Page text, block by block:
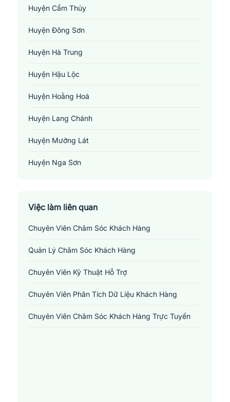
Huyện Cẩm Thủy
Huyện Đông Sơn
Huyện Hà Trung
Huyện Hậu Lộc
Huyện Hoằng Hoá
Huyện Lang Chánh
Huyện Mường Lát
Huyện Nga Sơn
Huyện Như Thanh
Huyện Như Xuân
Huyện Nông Cống
Huyện Quảng Xương
Huyện Quan Hoá
Huyện Quan Sơn
Việc làm liên quan
Chuyên Viên Chăm Sóc Khách Hàng
Quản Lý Chăm Sóc Khách Hàng
Chuyên Viên Kỹ Thuật Hỗ Trợ
Chuyên Viên Phân Tích Dữ Liệu Khách Hàng
Chuyên Viên Chăm Sóc Khách Hàng Trực Tuyến